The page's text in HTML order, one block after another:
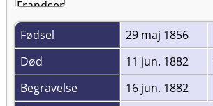
Fødsel
29 maj 1856
Død
11 jun. 1882
Begravelse
16 jun. 1882